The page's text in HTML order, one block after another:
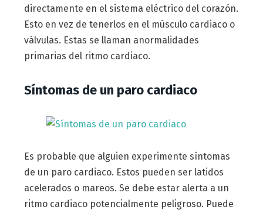
directamente en el sistema eléctrico del corazón.
Esto en vez de tenerlos en el músculo cardiaco o
válvulas. Estas se llaman anormalidades
primarias del ritmo cardiaco.
Síntomas de un paro cardiaco
Es probable que alguien experimente síntomas
de un paro cardiaco. Estos pueden ser latidos
acelerados o mareos. Se debe estar alerta a un
ritmo cardiaco potencialmente peligroso. Puede